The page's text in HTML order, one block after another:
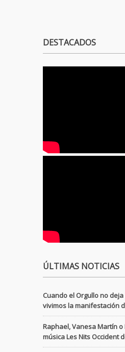
DESTACADOS
ÚLTIMAS NOTICIAS
Cuando el Orgullo no
vivimos la manifestación
Raphael, Vanesa Martín
música Les Nits Occident